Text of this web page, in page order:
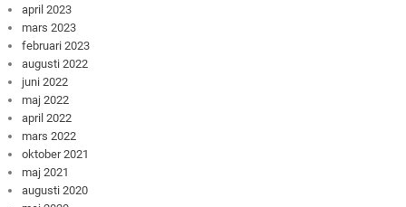
april 2023
mars 2023
februari 2023
augusti 2022
juni 2022
maj 2022
april 2022
mars 2022
oktober 2021
maj 2021
augusti 2020